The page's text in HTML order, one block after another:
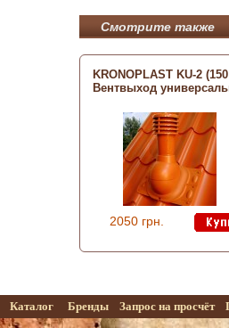
Смотрите также
KRONOPLAST KU-2
Вентвыход
2050 грн.
Каталог Бренды Запрос на просчёт